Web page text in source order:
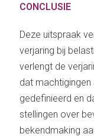
CONCLUSIE
Deze uitspraak
verjaring bij
verlengt de
dat machtigingen
gedefinieerd en
stellingen over
bekendmaking